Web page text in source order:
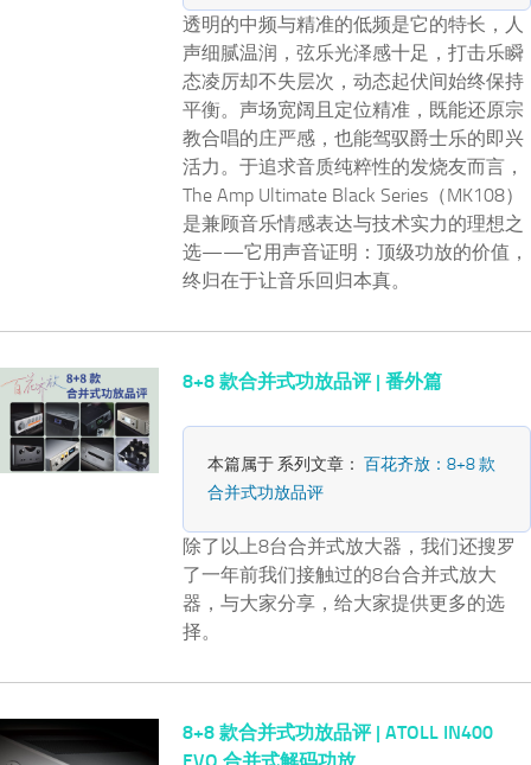
透明的中频与精准的低频是它的特长，人
声细腻温润，弦乐光泽感十足，打击乐瞬
态凌厉却不失层次，动态起伏间始终保持
平衡。声场宽阔且定位精准，既能还原宗
教合唱的庄严感，也能驾驭爵士乐的即兴
活力。于追求音质纯粹性的发烧友而言，
The Amp Ultimate Black Series（MK108）
是兼顾音乐情感表达与技术实力的理想之
选——它用声音证明：顶级功放的价值，
终归在于让音乐回归本真。
8+8 款合并式功放品评 | 番外篇
本篇属于 系列文章：百花齐放：8+8 款
合并式功放品评
除了以上8台合并式放大器，我们还搜罗
了一年前我们接触过的8台合并式放大
器，与大家分享，给大家提供更多的选
择。
8+8 款合并式功放品评 | ATOLL IN400
EVO 合并式解码功放